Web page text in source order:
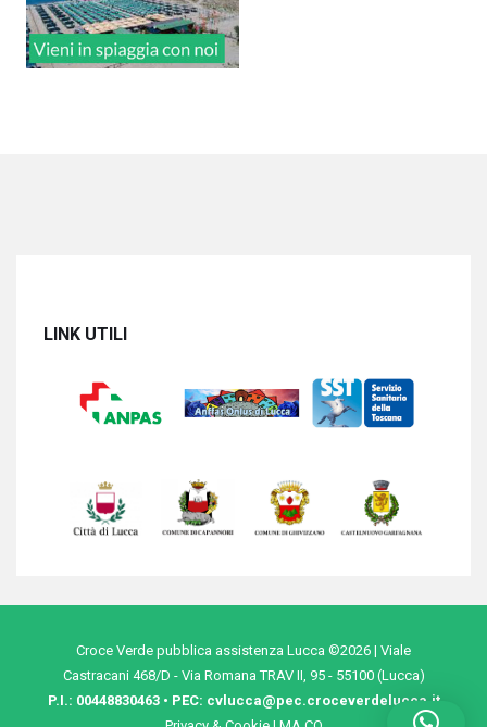
LINK UTILI
Croce Verde pubblica assistenza Lucca ©2026 | Viale
Castracani 468/D - Via Romana TRAV II, 95 - 55100 (Lucca)
P.I.: 00448830463 • PEC: cvlucca@pec.croceverdelucca.it